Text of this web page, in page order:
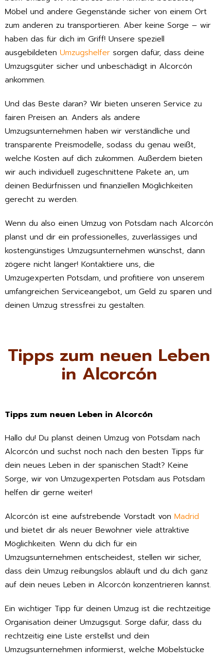
Möbel und andere Gegenstände sicher von einem Ort
zum anderen zu transportieren. Aber keine Sorge – wir
haben das für dich im Griff! Unsere speziell
ausgebildeten Umzugshelfer sorgen dafür, dass deine
Umzugsgüter sicher und unbeschädigt in Alcorcón
ankommen.
Und das Beste daran? Wir bieten unseren Service zu
fairen Preisen an. Anders als andere
Umzugsunternehmen haben wir verständliche und
transparente Preismodelle, sodass du genau weißt,
welche Kosten auf dich zukommen. Außerdem bieten
wir auch individuell zugeschnittene Pakete an, um
deinen Bedürfnissen und finanziellen Möglichkeiten
gerecht zu werden.
Wenn du also einen Umzug von Potsdam nach Alcorcón
planst und dir ein professionelles, zuverlässiges und
kostengünstiges Umzugsunternehmen wünschst, dann
zögere nicht länger! Kontaktiere uns, die
Umzugexperten Potsdam, und profitiere von unserem
umfangreichen Serviceangebot, um Geld zu sparen und
deinen Umzug stressfrei zu gestalten.
Tipps zum neuen Leben
in Alcorcón
Tipps zum neuen Leben in Alcorcón
Hallo du! Du planst deinen Umzug von Potsdam nach
Alcorcón und suchst noch nach den besten Tipps für
dein neues Leben in der spanischen Stadt? Keine
Sorge, wir von Umzugexperten Potsdam aus Potsdam
helfen dir gerne weiter!
Alcorcón ist eine aufstrebende Vorstadt von Madrid
und bietet dir als neuer Bewohner viele attraktive
Möglichkeiten. Wenn du dich für ein
Umzugsunternehmen entscheidest, stellen wir sicher,
dass dein Umzug reibungslos abläuft und du dich ganz
auf dein neues Leben in Alcorcón konzentrieren kannst.
Ein wichtiger Tipp für deinen Umzug ist die rechtzeitige
Organisation deiner Umzugsgut. Sorge dafür, dass du
rechtzeitig eine Liste erstellst und dein
Umzugsunternehmen informierst, welche Möbelstücke